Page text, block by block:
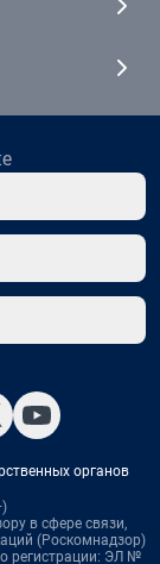
органов
в сфере связи,
(Роскомнадзор)
регистрации: ЭЛ №